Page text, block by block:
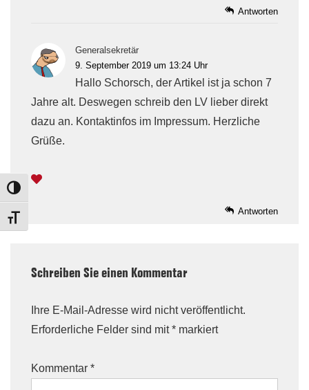
TOGGLE HIGH CONTRAST
TOGGLE FONT SIZE
Antworten
Generalsekretär
9. September 2019 um 13:24 Uhr
Hallo Schorsch, der Artikel ist ja schon 7
Jahre alt. Deswegen schreib den LV lieber direkt
dazu an. Kontaktinfos im Impressum. Herzliche
Grüße.
Antworten
Schreiben Sie einen Kommentar
Ihre E-Mail-Adresse wird nicht veröffentlicht.
Erforderliche Felder sind mit* markiert
Kommentar *